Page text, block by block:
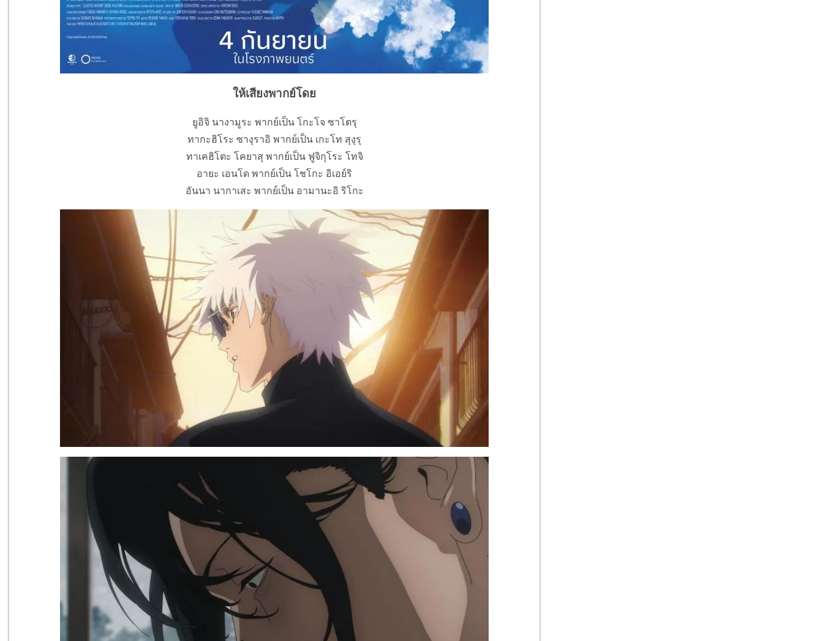
ให้เสียงพากย์โดย
ยูอิจิ นางามูระ พากย์เป็น โกะโจ ซาโตรุ
ทากะฮิโระ ซางุราอิ พากย์เป็น เกะโท สุงุรุ
ทาเคฮิโตะ โคยาสุ พากย์เป็น ฟูจิกุโระ โทจิ
อายะ เอนโด พากย์เป็น โชโกะ อิเอย์ริ
อันนา นากาเสะ พากย์เป็น อามานะอิ ริโกะ